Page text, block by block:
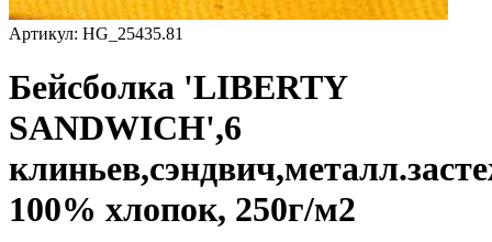
Артикул: HG_25435.81
Бейсболка 'LIBERTY
SANDWICH',6
100% хлопок, 250г/м2